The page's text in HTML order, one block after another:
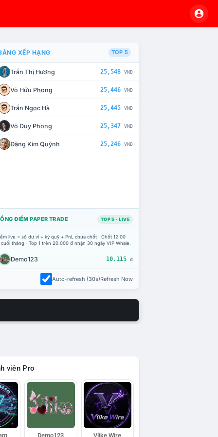
CHẾ TÀI XỬ LÝ VI PHẠM
XẾP HẠNG TOP 5
Trần Thị Hương 25,548 VNĐ
Võ Hữu Phong 25,446 VNĐ
Trần Ngọc Hà 25,445 VNĐ
Võ Duy Phong 25,347 VNĐ
Đặng Kim Quỳnh 25,246 VNĐ
ĐIỂM PAPER TRADE TOP 5 · LIVE
live = số dư ví + ký quỹ + PnL chưa chốt · Chốt 12:00
tháng · Top 1 trên 20.000 đ nhận 30 ngày VIP Whale.
Demo123 10.115 đ
Auto-refresh (30s)Refresh Now
viên Pro
Demo123 Vlike Wire